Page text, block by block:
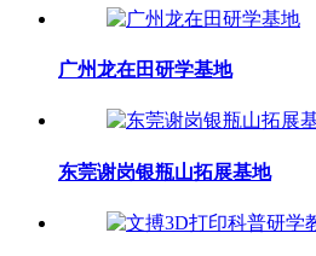
广州龙在田研学基地
东莞谢岗银瓶山拓展基地